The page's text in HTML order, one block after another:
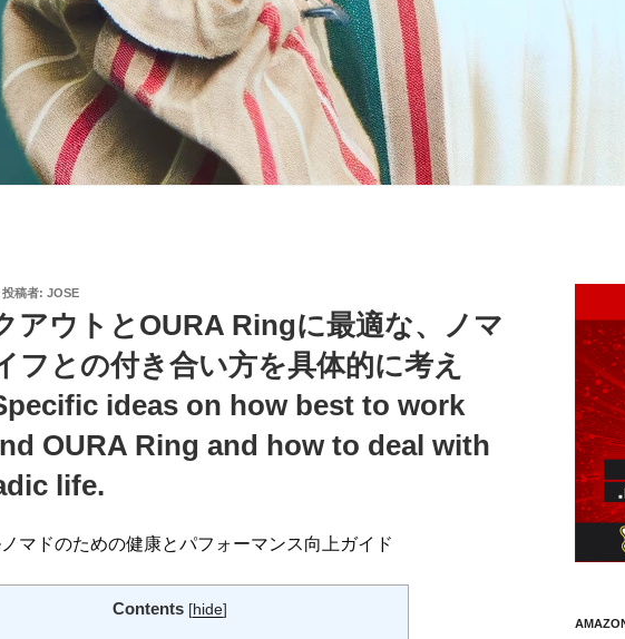
投稿者: JOSE
アウトとOURA Ringに最適な、ノマ
フとの付き合い方を具体的に考え
ideas on how best to work
OURA Ring and how to deal with
life.
マドのための健康とパフォーマンス向上ガイド
Contents [hide]